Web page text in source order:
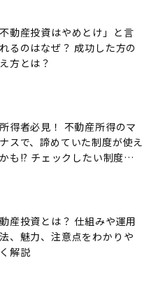
不動産投資はやめとけ」と言
るのはなぜ？ 成功した方の
方とは？
得者必見！ 不動産所得のマ
スで、諦めていた制度が使え
ェックしたい制度一
産投資とは？ 仕組みや運用
、魅力、注意点をわかりや
解説